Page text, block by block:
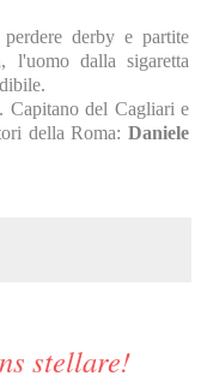
derby e partite
l'uomo dalla sigaretta
Capitano del Cagliari e
della Roma: Daniele
stellare!